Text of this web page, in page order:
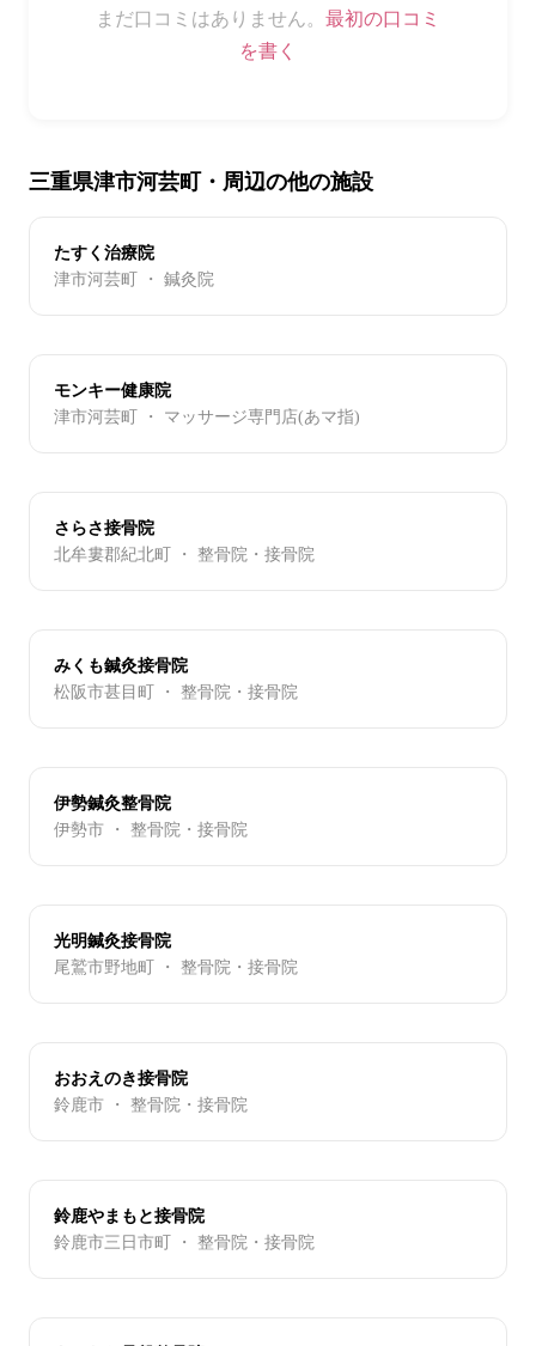
まだ口コミはありません。 最初の口コミ
を書く
三重県津市河芸町・周辺の他の施設
たすく治療院
津市河芸町 ・ 鍼灸院
モンキー健康院
津市河芸町 ・ マッサージ専門店(あマ指)
さらさ接骨院
北牟婁郡紀北町 ・ 整骨院・接骨院
みくも鍼灸接骨院
松阪市甚目町 ・ 整骨院・接骨院
伊勢鍼灸整骨院
伊勢市 ・ 整骨院・接骨院
光明鍼灸接骨院
尾鷲市野地町 ・ 整骨院・接骨院
おおえのき接骨院
鈴鹿市 ・ 整骨院・接骨院
鈴鹿やまもと接骨院
鈴鹿市三日市町 ・ 整骨院・接骨院